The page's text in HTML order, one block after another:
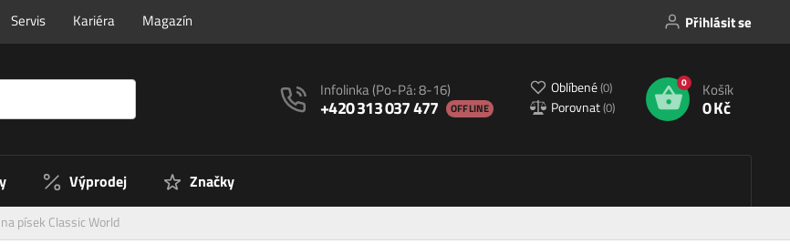
Servis Kariéra Magazín Přihlásit se
Infolinka(Po-Pá: 8-16)
+420 313 037 477 OFFLINE
Oblíbené(0)
Porovnat(0)
0 Košík
0 Kč
Výprodej Značky
písek Classic World